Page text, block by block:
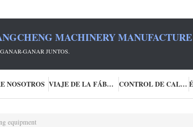
MACHINERY
GANAR JUNTOS.
NOSOTROS VIAJE DE LA FÁBRICA CONTROL DE CALIDAD
equipment